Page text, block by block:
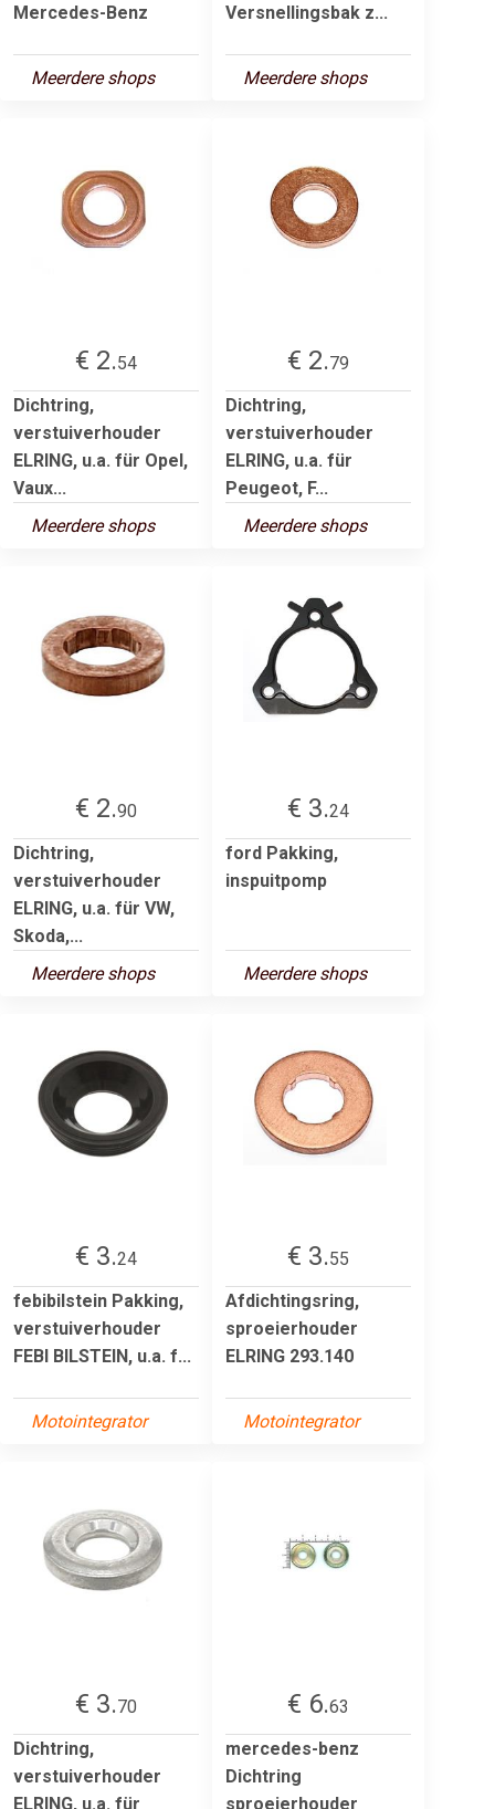
Mercedes-Benz
Meerdere shops
Versnellingsbak z...
Meerdere shops
€ 2.54
Dichtring,
verstuiverhouder
ELRING, u.a. für Opel,
Vaux...
Meerdere shops
€ 2.79
Dichtring,
verstuiverhouder
ELRING, u.a. für
Peugeot, F...
Meerdere shops
€ 2.90
Dichtring,
verstuiverhouder
ELRING, u.a. für VW,
Skoda,...
Meerdere shops
€ 3.24
ford Pakking,
inspuitpomp
Meerdere shops
€ 3.24
febibilstein Pakking,
verstuiverhouder
FEBI BILSTEIN, u.a. f...
Motointegrator
€ 3.55
Afdichtingsring,
sproeierhouder
ELRING 293.140
Motointegrator
€ 3.70
Dichtring,
verstuiverhouder
ELRING, u.a. für
€ 6.63
mercedes-benz
Dichtring
sproeierhouder